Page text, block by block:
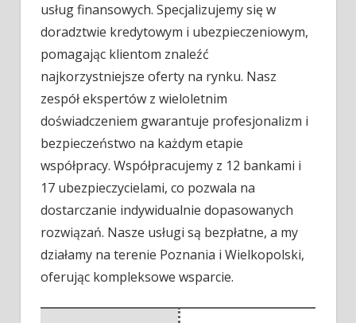
usług finansowych. Specjalizujemy sięw
doradztwie kredytowym i ubezpieczeniowym,
pomagając klientom znaleźć
najkorzystniejsze oferty na rynku. Nasz
zespół ekspertów z wieloletnim
doświadczeniem gwarantuje profesjonalizm i
bezpieczeństwo na każdym etapie
współpracy. Współpracujemy z 12 bankami i
17 ubezpieczycielami, co pozwala na
dostarczanie indywidualnie dopasowanych
rozwiązań. Nasze usługi są bezpłatne, a my
działamy na terenie Poznania i Wielkopolski,
oferując kompleksowe wsparcie.